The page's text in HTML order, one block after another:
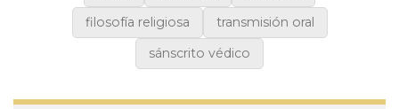
filosofía religiosa
transmisión oral
sánscrito védico